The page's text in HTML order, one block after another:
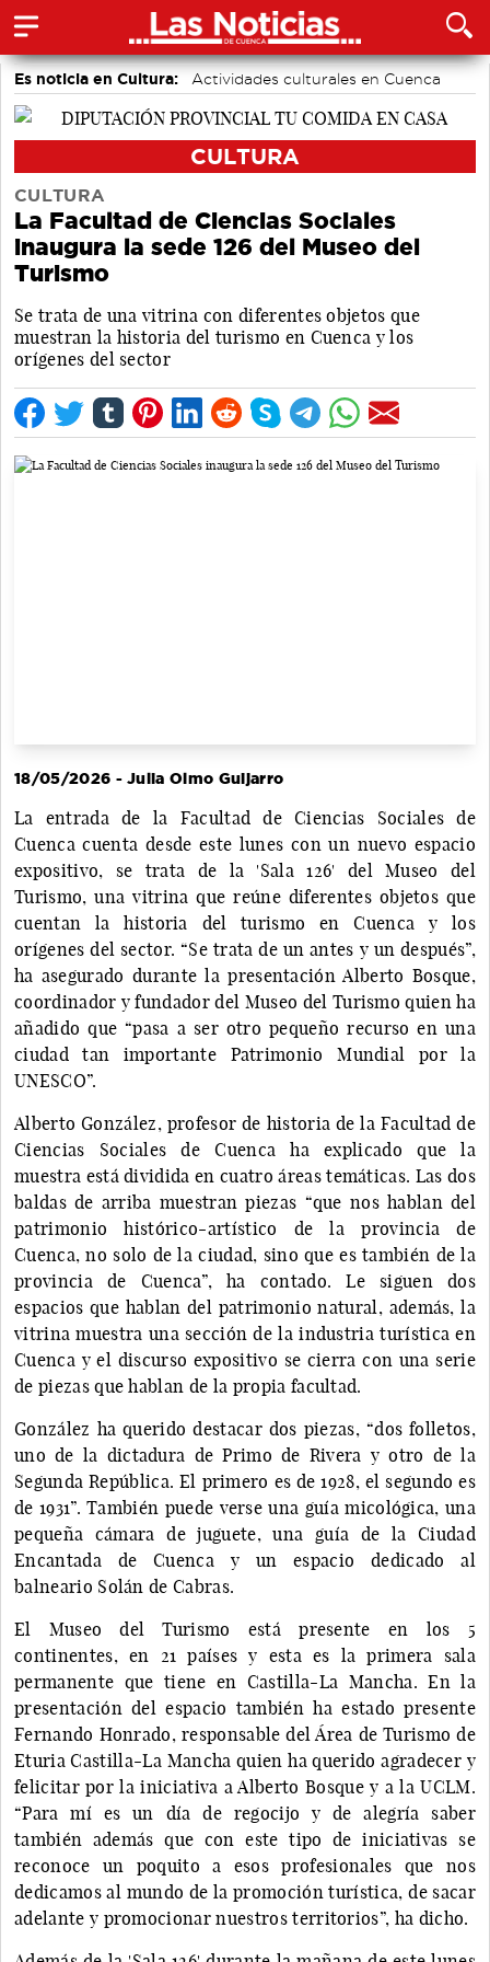
Es noticia en Cultura: Actividades culturales en Cuenca
CULTURA
CULTURA
La Facultad de Ciencias Sociales
inaugura la sede 126 del Museo del
Turismo
Se trata de una vitrina con diferentes objetos que
muestran la historia del turismo en Cuenca y los
orígenes del sector
18/05/2026 - Julia Olmo Guijarro
La entrada de la Facultad de Ciencias Sociales de
Cuenca cuenta desde este lunes con un nuevo espacio
expositivo, se trata de la 'Sala 126' del Museo del
Turismo, una vitrina que reúne diferentes objetos que
cuentan la historia del turismo en Cuenca y los
orígenes del sector. “Se trata de un antes y un después”,
ha asegurado durante la presentación Alberto Bosque,
coordinador y fundador del Museo del Turismo quien ha
añadido que “pasa a ser otro pequeño recurso en una
ciudad tan importante Patrimonio Mundial por la
UNESCO”.
Alberto González, profesor de historia de la Facultad de
Ciencias Sociales de Cuenca ha explicado que la
muestra está dividida en cuatro áreas temáticas. Las dos
baldas de arriba muestran piezas “que nos hablan del
patrimonio histórico-artístico de la provincia de
Cuenca, no solo de la ciudad, sino que es también de la
provincia de Cuenca”, ha contado. Le siguen dos
espacios que hablan del patrimonio natural, además, la
vitrina muestra una sección de la industria turística en
Cuenca y el discurso expositivo se cierra con una serie
de piezas que hablan de la propia facultad.
González ha querido destacar dos piezas, “dos folletos,
uno de la dictadura de Primo de Rivera y otro de la
Segunda República. El primero es de 1928, el segundo es
de 1931”. También puede verse una guía micológica, una
pequeña cámara de juguete, una guía de la Ciudad
Encantada de Cuenca y un espacio dedicado al
balneario Solán de Cabras.
El Museo del Turismo está presente en los 5
continentes, en 21 países y esta es la primera sala
permanente que tiene en Castilla-La Mancha. En la
presentación del espacio también ha estado presente
Fernando Honrado, responsable del Área de Turismo de
Eturia Castilla-La Mancha quien ha querido agradecer y
felicitar por la iniciativa a Alberto Bosque y a la UCLM.
“Para mí es un día de regocijo y de alegría saber
también además que con este tipo de iniciativas se
reconoce un poquito a esos profesionales que nos
dedicamos al mundo de la promoción turística, de sacar
adelante y promocionar nuestros territorios”, ha dicho.